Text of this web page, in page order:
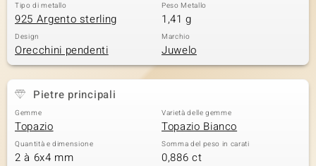
Tipo di metallo
925 Argento sterling
Peso Metallo
1,41 g
Design
Orecchini pendenti
Marchio
Juwelo
Pietre principali
Gemme
Topazio
Varietà delle gemme
Topazio Bianco
Quantità e dimensione
2 à 6x4 mm
Somma del peso in carati
0,886 ct